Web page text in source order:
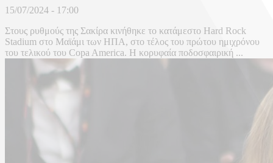
15/07/2024 - 17:00
Στους ρυθμούς της Σακίρα κινήθηκε το κατάμεστο Hard Rock
Stadium στο Μαϊάμι των ΗΠΑ, στο τέλος του πρώτου ημιχρόνου
του τελικού του Copa America. Η κορυφαία ποδοσφαιρική ...